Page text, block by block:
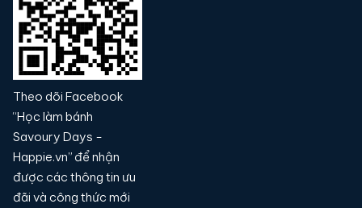
Theo dõi Facebook
“Học làm bánh
Savoury Days -
Happie.vn” để nhận
được các thông tin ưu
đãi và công thức mới